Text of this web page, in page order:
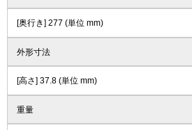
[奥行き] 277 (単位 mm)
外形寸法
[高さ] 37.8 (単位 mm)
重量